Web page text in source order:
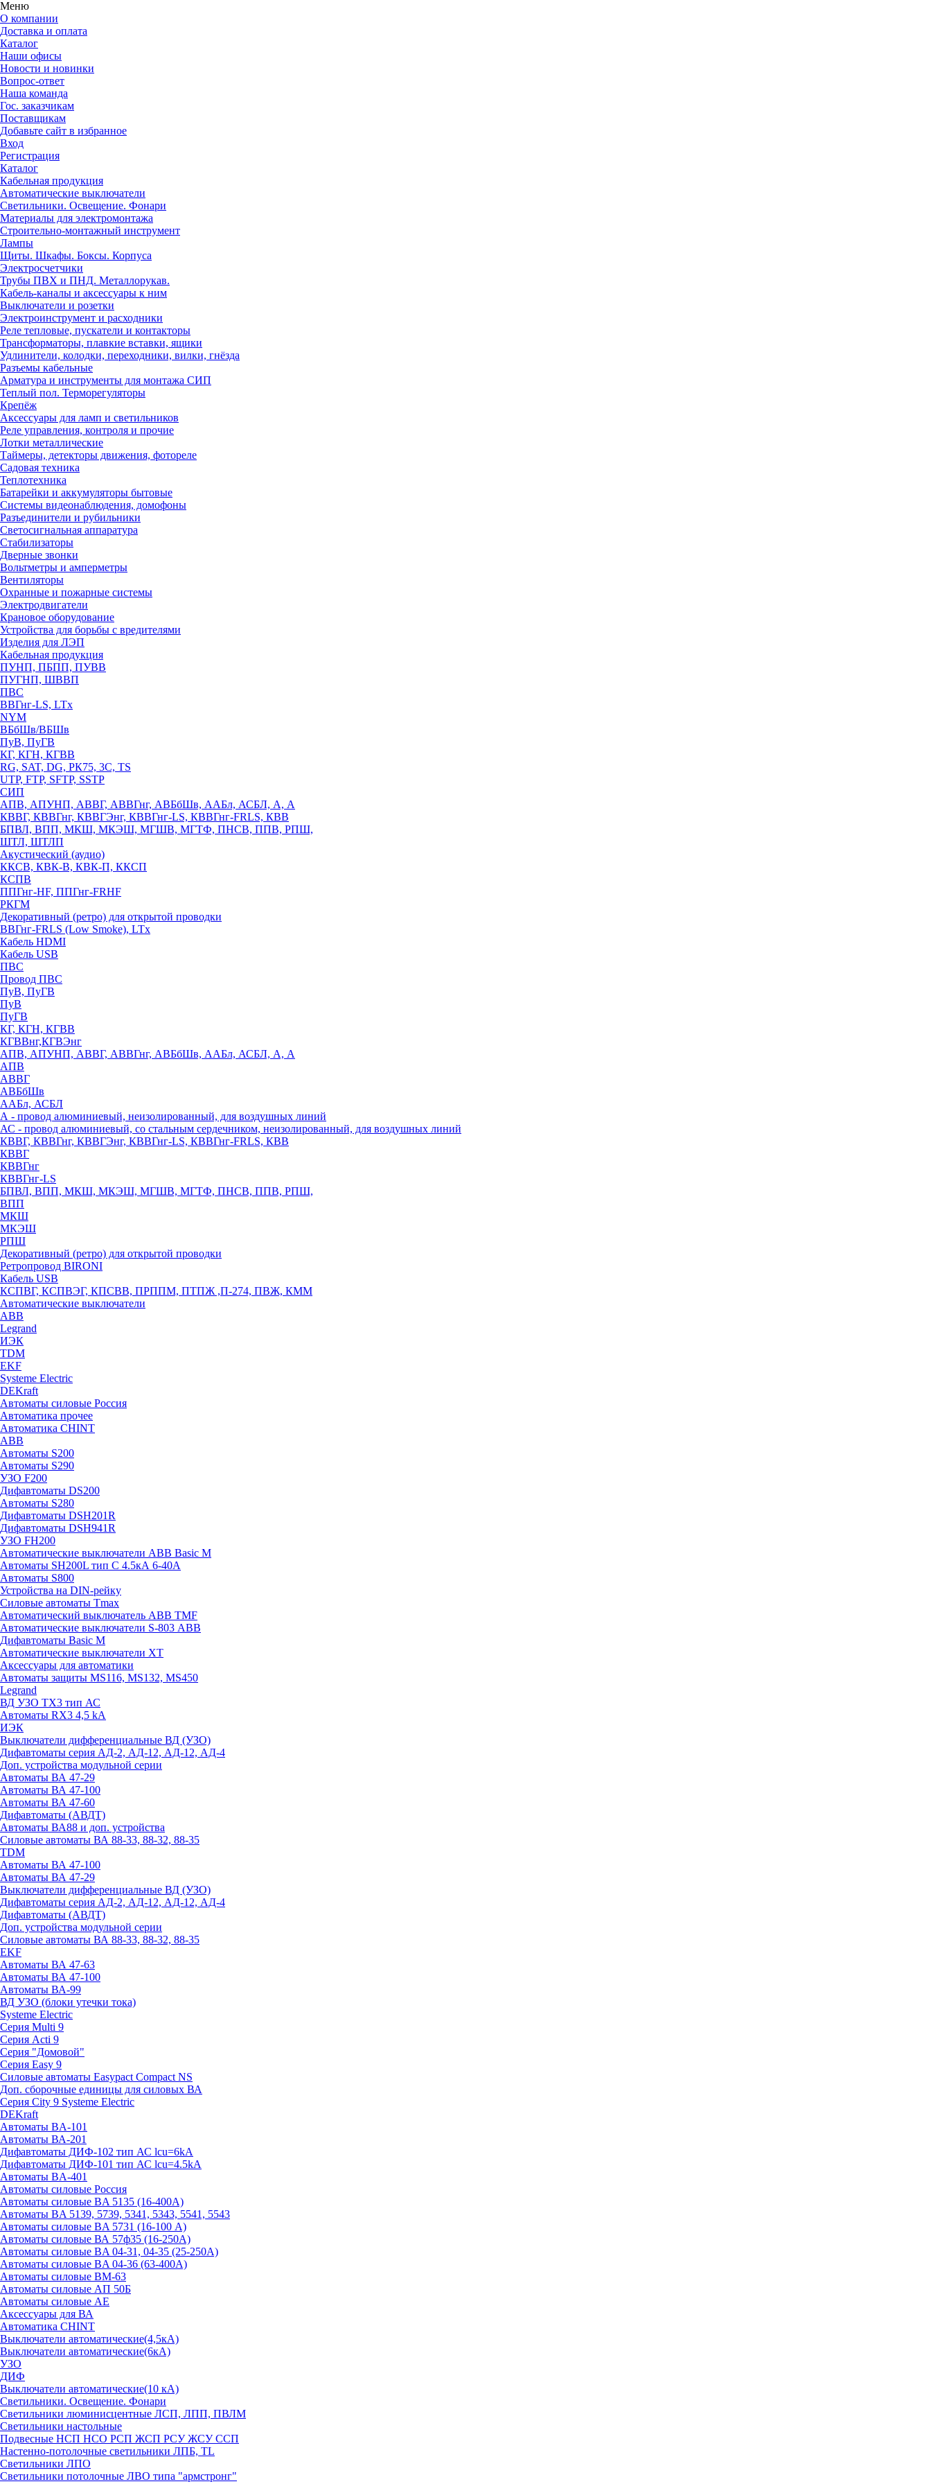
Меню
О компании
Доставка и оплата
Каталог
Наши офисы
Новости и новинки
Вопрос-ответ
Наша команда
Гос. заказчикам
Поставщикам
Добавьте сайт в избранное
Вход
Регистрация
Каталог
Кабельная продукция
Автоматические выключатели
Светильники. Освещение. Фонари
Материалы для электромонтажа
Строительно-монтажный инструмент
Лампы
Щиты. Шкафы. Боксы. Корпуса
Электросчетчики
Трубы ПВХ и ПНД. Металлорукав.
Кабель-каналы и аксессуары к ним
Выключатели и розетки
Электроинструмент и расходники
Реле тепловые, пускатели и контакторы
Трансформаторы, плавкие вставки, ящики
Удлинители, колодки, переходники, вилки, гнёзда
Разъемы кабельные
Арматура и инструменты для монтажа СИП
Теплый пол. Терморегуляторы
Крепёж
Аксессуары для ламп и светильников
Реле управления, контроля и прочие
Лотки металлические
Таймеры, детекторы движения, фотореле
Садовая техника
Теплотехника
Батарейки и аккумуляторы бытовые
Системы видеонаблюдения, домофоны
Разъединители и рубильники
Светосигнальная аппаратура
Стабилизаторы
Дверные звонки
Вольтметры и амперметры
Вентиляторы
Охранные и пожарные системы
Электродвигатели
Крановое оборудование
Устройства для борьбы с вредителями
Изделия для ЛЭП
Кабельная продукция
ПУНП, ПБПП, ПУВВ
ПУГНП, ШВВП
ПВС
ВВГнг-LS, LTx
NYM
ВБбШв/ВБШв
ПуВ, ПуГВ
КГ, КГН, КГВВ
RG, SAT, DG, РК75, 3С, TS
UTP, FTP, SFTP, SSTP
СИП
АПВ, АПУНП, АВВГ, АВВГнг, АВБбШв, ААБл, АСБЛ, А, А
КВВГ, КВВГнг, КВВГЭнг, КВВГнг-LS, КВВГнг-FRLS, КВВ
БПВЛ, ВПП, МКШ, МКЭШ, МГШВ, МГТФ, ПНСВ, ППВ, РПШ,
ШТЛ, ШТЛП
Акустический (аудио)
ККСВ, КВК-В, КВК-П, ККСП
КСПВ
ППГнг-HF, ППГнг-FRHF
РКГМ
Декоративный (ретро) для открытой проводки
ВВГнг-FRLS (Low Smoke), LTx
Кабель HDMI
Кабель USB
ПВС
Провод ПВС
ПуВ, ПуГВ
ПуВ
ПуГВ
КГ, КГН, КГВВ
КГВВнг,КГВЭнг
АПВ, АПУНП, АВВГ, АВВГнг, АВБбШв, ААБл, АСБЛ, А, А
АПВ
АВВГ
АВБбШв
ААБл, АСБЛ
А - провод алюминиевый, неизолированный, для воздушных линий
АС - провод алюминиевый, со стальным сердечником, неизолированный, для воздушных линий
КВВГ, КВВГнг, КВВГЭнг, КВВГнг-LS, КВВГнг-FRLS, КВВ
КВВГ
КВВГнг
КВВГнг-LS
БПВЛ, ВПП, МКШ, МКЭШ, МГШВ, МГТФ, ПНСВ, ППВ, РПШ,
ВПП
МКШ
МКЭШ
РПШ
Декоративный (ретро) для открытой проводки
Ретропровод BIRONI
Кабель USB
КСПВГ, КСПВЭГ, КПСВВ, ПРППМ, ПТПЖ ,П-274, ПВЖ, КММ
Автоматические выключатели
ABB
Legrand
ИЭК
TDM
EKF
Systeme Electric
DEKraft
Автоматы силовые Россия
Автоматика прочее
Автоматика CHINT
ABB
Автоматы S200
Автоматы S290
УЗО F200
Дифавтоматы DS200
Автоматы S280
Дифавтоматы DSH201R
Дифавтоматы DSH941R
УЗО FH200
Автоматические выключатели ABB Basic M
Автоматы SH200L тип С 4.5кА 6-40А
Автоматы S800
Устройства на DIN-рейку
Силовые автоматы Tmax
Автоматический выключатель ABB TMF
Автоматические выключатели S-803 АВВ
Дифавтоматы Basic M
Автоматические выключатели XT
Аксессуары для автоматики
Автоматы защиты MS116, MS132, MS450
Legrand
ВД УЗО TX3 тип АС
Автоматы RX3 4,5 kA
ИЭК
Выключатели дифференциальные ВД (УЗО)
Дифавтоматы серия АД-2, АД-12, АД-12, АД-4
Доп. устройства модульной серии
Автоматы ВА 47-29
Автоматы ВА 47-100
Автоматы ВА 47-60
Дифавтоматы (АВДТ)
Автоматы ВА88 и доп. устройства
Силовые автоматы ВА 88-33, 88-32, 88-35
TDM
Автоматы ВА 47-100
Автоматы ВА 47-29
Выключатели дифференциальные ВД (УЗО)
Дифавтоматы серия АД-2, АД-12, АД-12, АД-4
Дифавтоматы (АВДТ)
Доп. устройства модульной серии
Силовые автоматы ВА 88-33, 88-32, 88-35
EKF
Автоматы ВА 47-63
Автоматы ВА 47-100
Автоматы ВА-99
ВД УЗО (блоки утечки тока)
Systeme Electric
Серия Multi 9
Серия Acti 9
Серия "Домовой"
Серия Easy 9
Силовые автоматы Easypact Compact NS
Доп. сборочные единицы для силовых ВА
Серия City 9 Systeme Electric
DEKraft
Автоматы BA-101
Автоматы ВА-201
Дифавтоматы ДИФ-102 тип АС lcu=6kA
Дифавтоматы ДИФ-101 тип АС lcu=4.5kA
Автоматы BA-401
Автоматы силовые Россия
Автоматы силовые BA 5135 (16-400А)
Автоматы BA 5139, 5739, 5341, 5343, 5541, 5543
Автоматы силовые BA 5731 (16-100 А)
Автоматы силовые ВА 57ф35 (16-250А)
Автоматы силовые BA 04-31, 04-35 (25-250А)
Автоматы силовые BA 04-36 (63-400А)
Автоматы силовые ВМ-63
Автоматы силовые АП 50Б
Автоматы силовые АЕ
Аксессуары для ВА
Автоматика CHINT
Выключатели автоматические(4,5кА)
Выключатели автоматические(6кА)
УЗО
ДИФ
Выключатели автоматические(10 кА)
Светильники. Освещение. Фонари
Светильники люминисцентные ЛСП, ЛПП, ПВЛМ
Светильники настольные
Подвесные НСП НСО РСП ЖСП РСУ ЖСУ ССП
Настенно-потолочные светильники ЛПБ, TL
Светильники ЛПО
Светильники потолочные ЛВО типа "армстронг"